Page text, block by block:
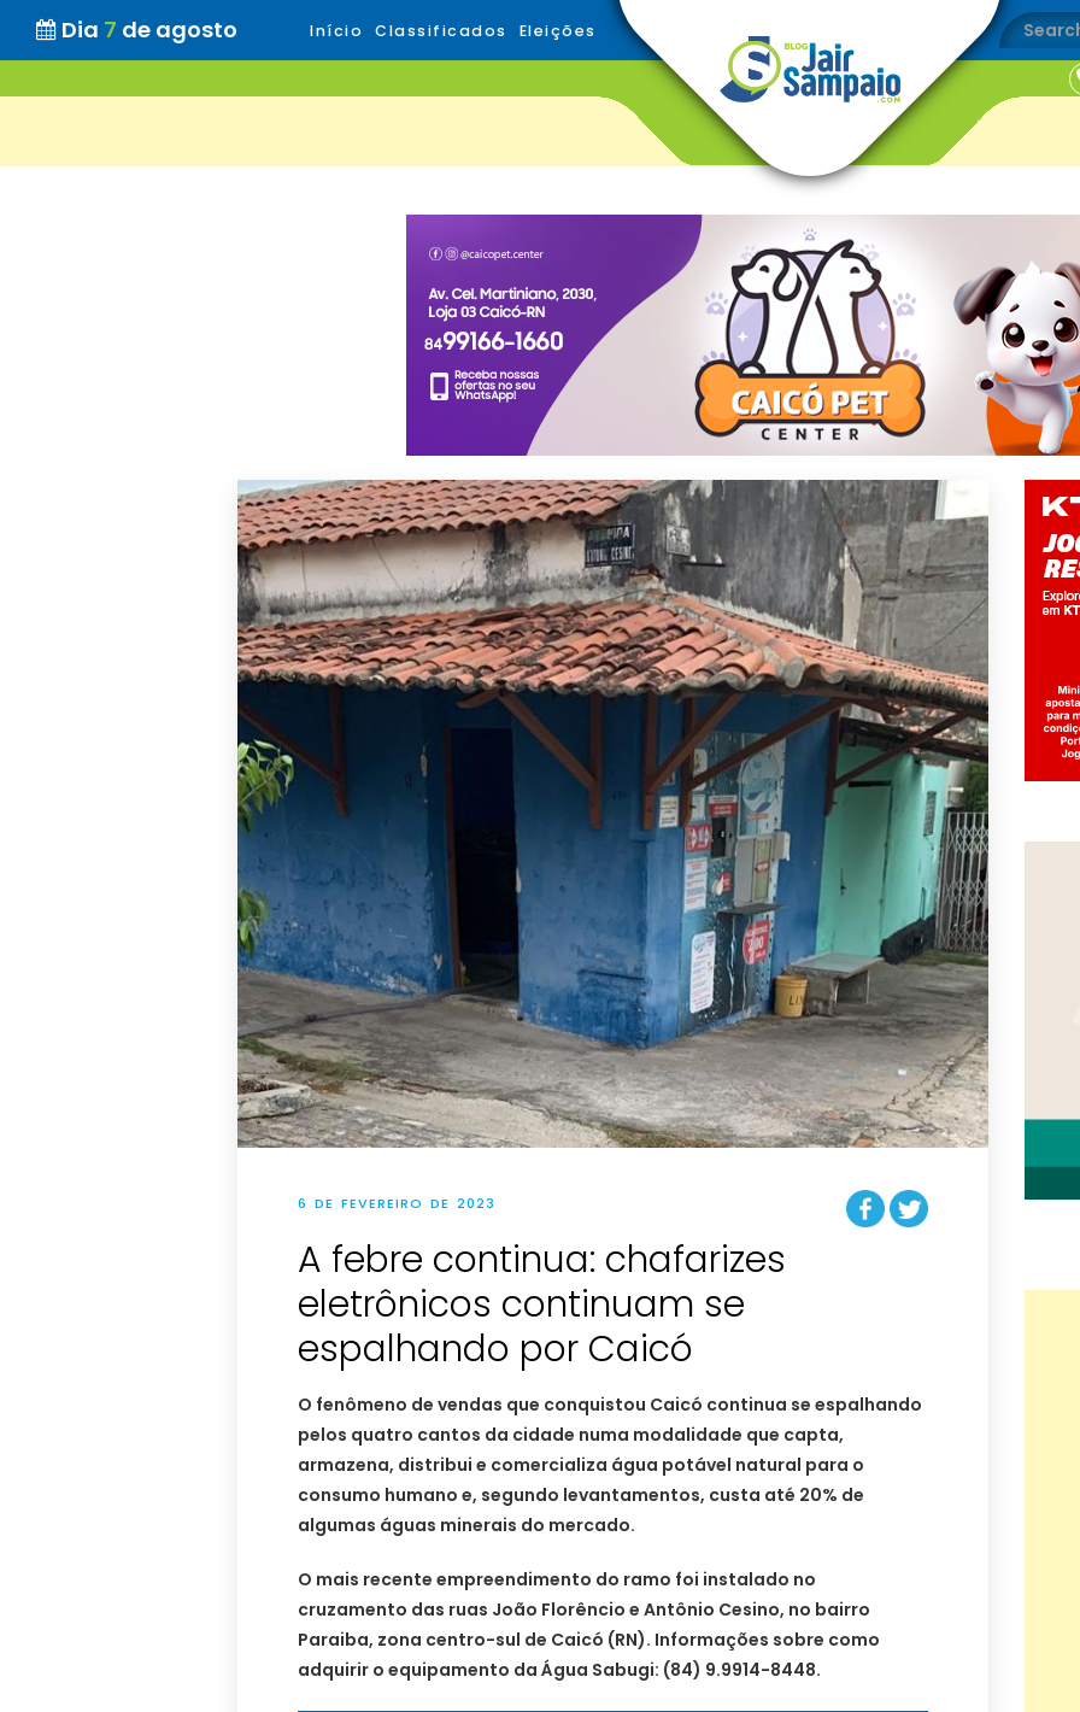
Dia 7 de agosto Início Classificados Eleições
6 DE FEVEREIRO DE 2023
A febre continua: chafarizes
eletrônicos continuam se
espalhando por Caicó
O fenômeno de vendas que conquistou Caicó continua se espalhando
pelos quatro cantos da cidade numa modalidade que capta,
armazena, distribui e comercializa água potável natural para o
consumo humano e, segundo levantamentos, custa até 20% de
algumas águas minerais do mercado.
O mais recente empreendimento do ramo foi instalado no
cruzamento das ruas João Florêncio e Antônio Cesino, no bairro
Paraiba, zona centro-sul de Caicó (RN). Informações sobre como
adquirir o equipamento da Água Sabugi: (84) 9.9914-8448.